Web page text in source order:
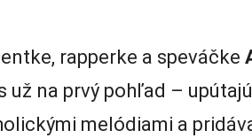
rapperke a speváčke
už na prvý pohľad –
melódiami a